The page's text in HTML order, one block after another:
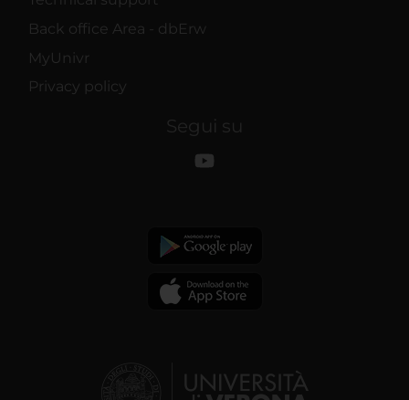
Back office Area - dbErw
MyUnivr
Privacy policy
Segui su